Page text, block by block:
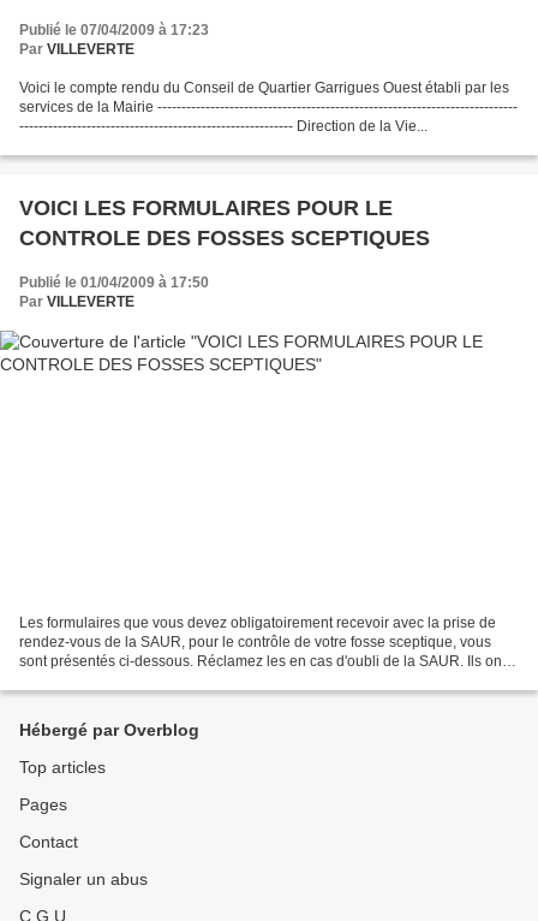
Publié le 07/04/2009 à 17:23
Par VILLEVERTE
Voici le compte rendu du Conseil de Quartier Garrigues Ouest établi par les
services de la Mairie ---------------------------------------------------------------------------
--------------------------------------------------------- Direction de la Vie...
VOICI LES FORMULAIRES POUR LE
CONTROLE DES FOSSES SCEPTIQUES
Publié le 01/04/2009 à 17:50
Par VILLEVERTE
Les formulaires que vous devez obligatoirement recevoir avec la prise de
rendez-vous de la SAUR, pour le contrôle de votre fosse sceptique, vous
sont présentés ci-dessous. Réclamez les en cas d'oubli de la SAUR. Ils ont
Hébergé par Overblog
Top articles
Pages
Contact
Signaler un abus
C.G.U.